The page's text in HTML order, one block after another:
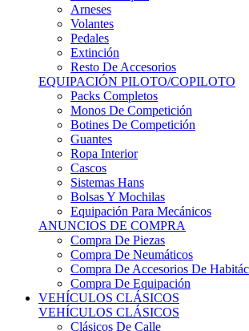
Volantes
Pedales
Extinción
Resto De Accesorios
EQUIPACIÓN PILOTO/COPILOTO
Packs Completos
Monos De Competición
Botines De Competición
Guantes
Ropa Interior
Cascos
Sistemas Hans
Bolsas Y Mochilas
Equipación Para Mecánicos
ANUNCIOS DE COMPRA
Compra De Piezas
Compra De Neumáticos
Compra De Accesorios De
Compra De Equipación
VEHÍCULOS CLÁSICOS
VEHÍCULOS CLÁSICOS
Clásicos De Calle
Clásicos De Competición